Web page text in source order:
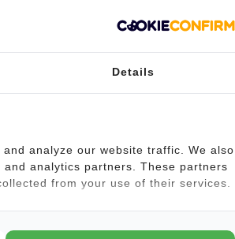
Toevoegen aan
Details
analyze our website traffic. We also
analytics partners. These partners
from your use of their services.